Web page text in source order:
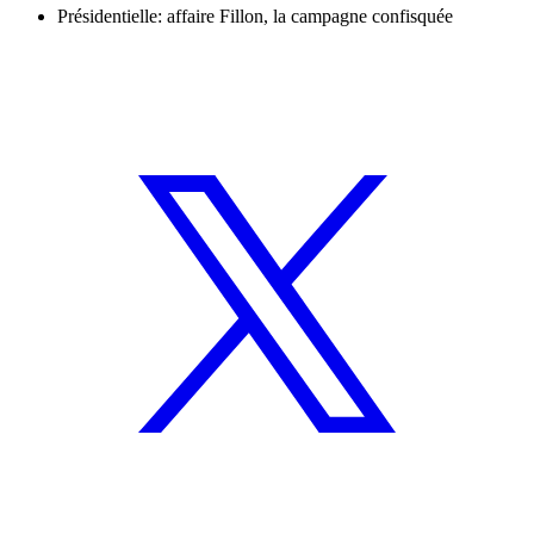
Présidentielle: affaire Fillon, la campagne confisquée